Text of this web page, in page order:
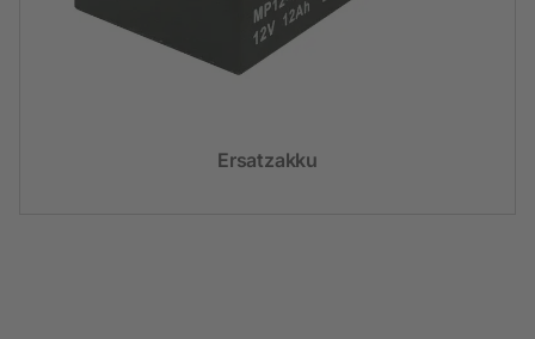
Ersatzakku